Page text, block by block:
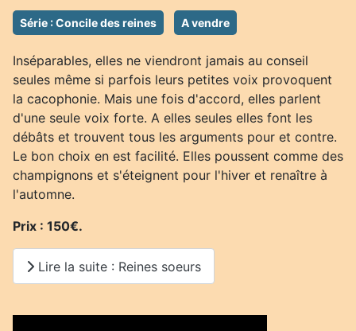
Série : Concile des reines A vendre
Inséparables, elles ne viendront jamais au conseil
seules même si parfois leurs petites voix provoquent
la cacophonie. Mais une fois d'accord, elles parlent
d'une seule voix forte. A elles seules elles font les
débâts et trouvent tous les arguments pour et contre.
Le bon choix en est facilité. Elles poussent comme des
champignons et s'éteignent pour l'hiver et renaître à
l'automne.
Prix : 150€.
Lire la suite : Reines soeurs